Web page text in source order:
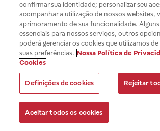
confirmar sua identidade; personalizar seu
acompanhar a utilização de nossos websites,
aprimoramento de sua funcionalidade.
essenciais para nossos serviços, outros
poderá gerenciar os cookies que utilizamos
suas preferências. Nossa Política de
Cookies
Definições de cookies Rejeitar
Aceitar todos os cookies